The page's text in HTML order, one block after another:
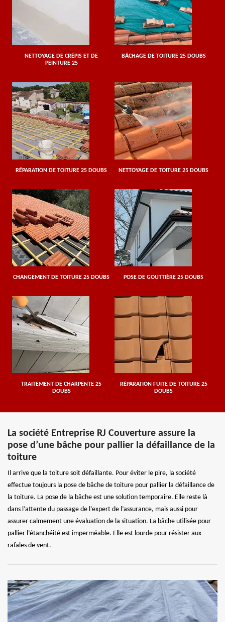
NETTOYAGE DE CRÉPIS ET DE
PEINTURE 25
BÂCHAGE DE TOITURE 25 DOUBS
RÉPARATION DE TOITURE 25 DOUBS NETTOYAGE DE TOITURE 25 DOUBS
CHANGEMENT DE TOITURE 25 DOUBS POSE DE GOUTTIÈRE 25 DOUBS
TRAITEMENT DE CHARPENTE 25
DOUBS
RÉPARATION FUITE DE TOITURE 25
DOUBS
La société Entreprise RJ Couverture assure la
pose d’une bâche pour pallier la défaillance de la
toiture
Il arrive que la toiture soit défaillante. Pour éviter le pire, la société
effectue toujours la pose de bâche de toiture pour pallier la défaillance de
la toiture. La pose de la bâche est une solution temporaire. Elle reste là
dans l’attente du passage de l’expert de l’assurance, mais aussi pour
assurer calmement une évaluation de la situation. La bâche utilisée pour
pallier l’étanchéité est imperméable. Elle est lourde pour résister aux
rafales de vent.